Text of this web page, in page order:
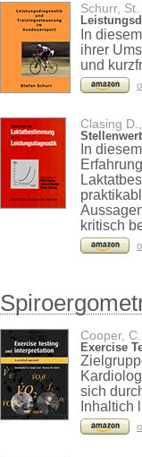
Schurr,
In
ihrer
und
Clasing
In
kritisch
Cooper,
Exercise
sich
Inhaltich